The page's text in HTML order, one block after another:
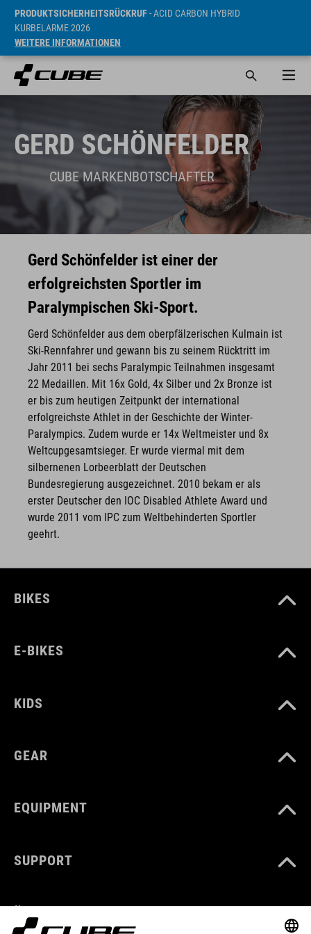
PRODUKTSICHERHEITSRÜCKRUF- ACID CARBON HYBRID
KURBELARME 2026
WEITERE INFORMATIONEN
GERD SCHÖNFELDER
CUBE MARKENBOTSCHAFTER
Gerd Schönfelder ist einer der
erfolgreichsten Sportler im
Paralympischen Ski-Sport.
Gerd Schönfelder aus dem oberpfälzerischen Kulmain ist
Ski-Rennfahrer und gewann bis zu seinem Rücktritt im
Jahr 2011 bei sechs Paralympic Teilnahmen insgesamt
22 Medaillen. Mit 16x Gold, 4x Silber und 2x Bronze ist
er bis zum heutigen Zeitpunkt der international
erfolgreichste Athlet in der Geschichte der Winter-
Paralympics. Zudem wurde er 14x Weltmeister und 8x
Weltcupgesamtsieger. Er wurde viermal mit dem
silbernenen Lorbeerblatt der Deutschen
Bundesregierung ausgezeichnet. 2010 bekam er als
erster Deutscher den IOC Disabled Athlete Award und
wurde 2011 vom IPC zum Weltbehinderten Sportler
geehrt.
BIKES
E-BIKES
KIDS
GEAR
EQUIPMENT
SUPPORT